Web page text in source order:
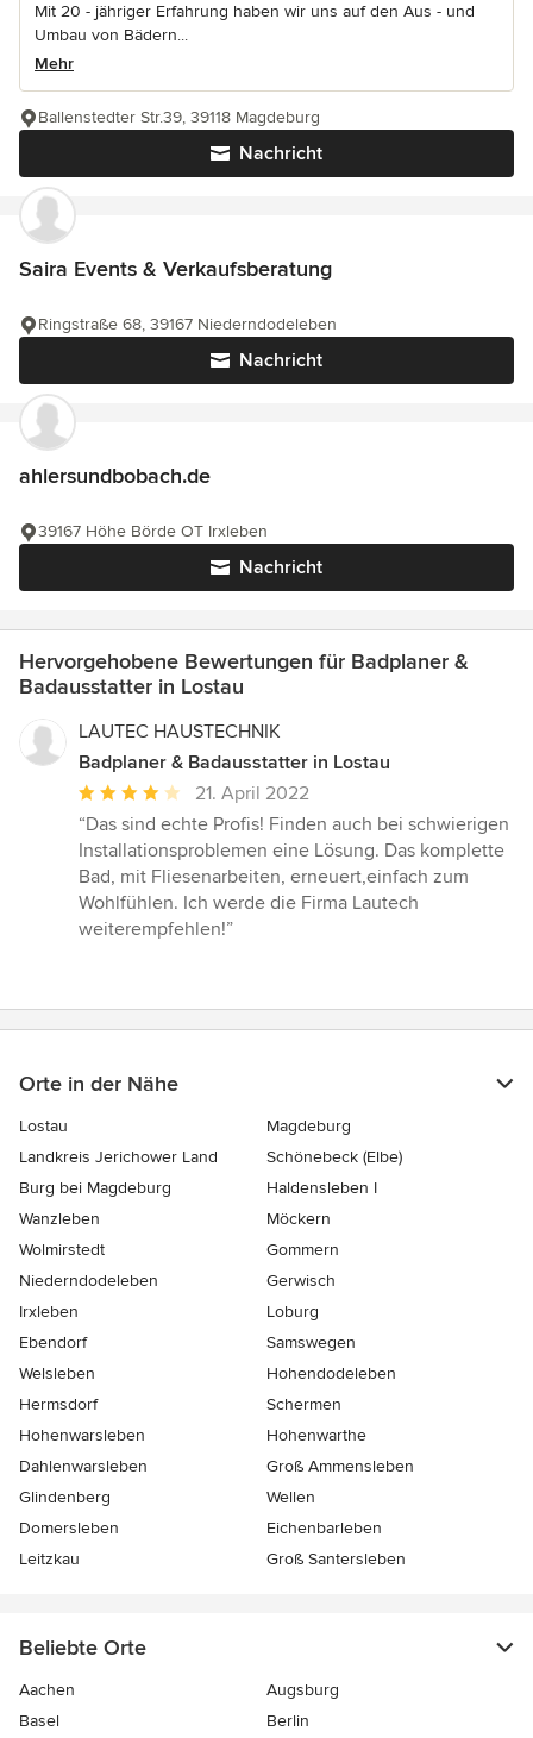
Mit 20 - jähriger Erfahrung haben wir uns auf den Aus - und
Umbau von Bädern...
Mehr
Nachricht
Ballenstedter Str.39, 39118 Magdeburg
Saira Events & Verkaufsberatung
Nachricht
Ringstraße 68, 39167 Niederndodeleben
ahlersundbobach.de
Nachricht
39167 Höhe Börde OT Irxleben
Hervorgehobene Bewertungen für Badplaner &
Badausstatter in Lostau
LAUTEC HAUSTECHNIK
Badplaner & Badausstatter in Lostau
Durchschnittliche
Bewertung:
4
von
5
Sternen
21. April 2022
“Das sind echte Profis! Finden auch bei schwierigen
Installationsproblemen eine Lösung. Das komplette
Bad, mit Fliesenarbeiten, erneuert,einfach zum
Wohlfühlen. Ich werde die Firma Lautech
weiterempfehlen!”
Orte in der Nähe
Lostau
Magdeburg
Landkreis Jerichower Land
Schönebeck (Elbe)
Burg bei Magdeburg
Haldensleben I
Wanzleben
Möckern
Wolmirstedt
Gommern
Niederndodeleben
Gerwisch
Irxleben
Loburg
Ebendorf
Samswegen
Welsleben
Hohendodeleben
Hermsdorf
Schermen
Hohenwarsleben
Hohenwarthe
Dahlenwarsleben
Groß Ammensleben
Glindenberg
Wellen
Domersleben
Eichenbarleben
Leitzkau
Groß Santersleben
Beliebte Orte
Aachen
Augsburg
Basel
Berlin